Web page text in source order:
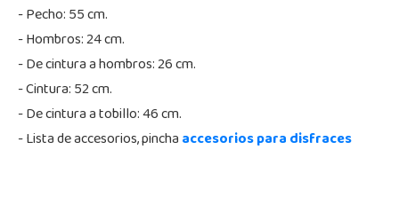
- Pecho: 55 cm.
- Hombros: 24 cm.
- De cintura a hombros: 26 cm.
- Cintura: 52 cm.
- De cintura a tobillo: 46 cm.
- Lista de accesorios, pinchaaccesorios para disfraces